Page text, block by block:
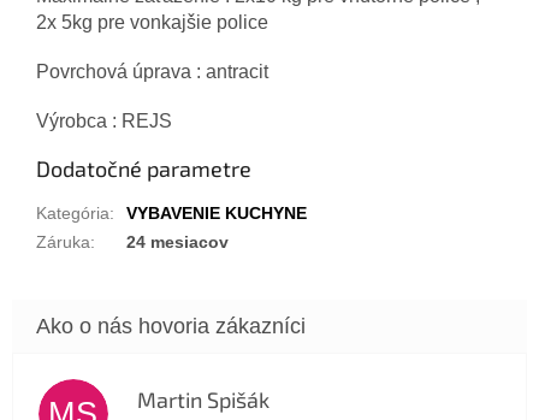
2x 5kg pre vonkajšie police
Povrchová úprava : antracit
Výrobca : REJS
Dodatočné parametre
Kategória:
VYBAVENIE KUCHYNE
Záruka: 24 mesiacov
Martin Spišák